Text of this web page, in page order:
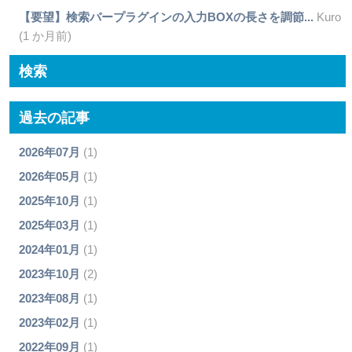
【要望】検索バープラグインの入力BOXの長さを調節... Kuro
(1 か月前)
検索
過去の記事
2026年07月 (1)
2026年05月 (1)
2025年10月 (1)
2025年03月 (1)
2024年01月 (1)
2023年10月 (2)
2023年08月 (1)
2023年02月 (1)
2022年09月 (1)